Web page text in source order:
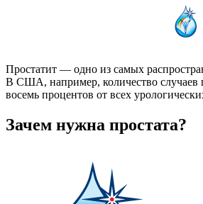
Простатит — одно из самых
В США, например, количество случаев
восемь процентов от всех
Зачем нужна простата?